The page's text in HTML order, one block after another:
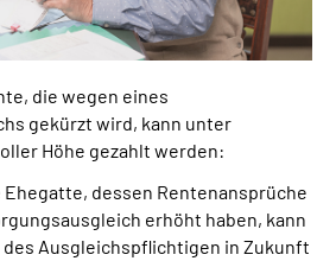
die wegen eines
gekürzt wird, kann unter
Höhe gezahlt werden:
dessen Rentenansprüche
erhöht haben, kann
Ausgleichspflichtigen in Zukunft